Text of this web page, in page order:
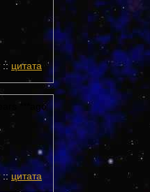
:: цитата
***ago
:: цитата